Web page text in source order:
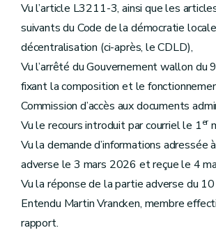
Vu l’article L3211-3, ainsi que les
suivants du Code de la démocratie
décentralisation (ci-après, le CDLD),
Vu l’arrêté du Gouvernement wallon
fixant la composition et le
Commission d’accès aux documents
Vu le recours introduit par courriel le 1er
Vu la demande d’informations adressée
adverse le 3 mars 2026 et reçue le 4
Vu la réponse de la partie adverse du
Entendu Martin Vrancken, membre
rapport.